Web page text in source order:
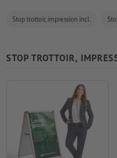
Stop trottoir, impression incl.
STOP TROTTOIR,